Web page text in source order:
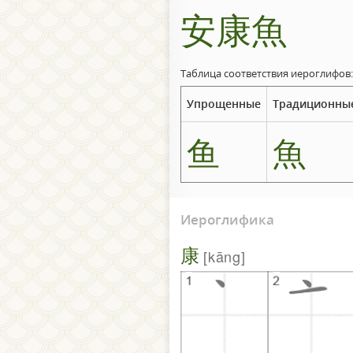
安康魚
Таблица соответствия иероглифов:
Упрощенные
鱼 魚
Иероглифика
康 kāng